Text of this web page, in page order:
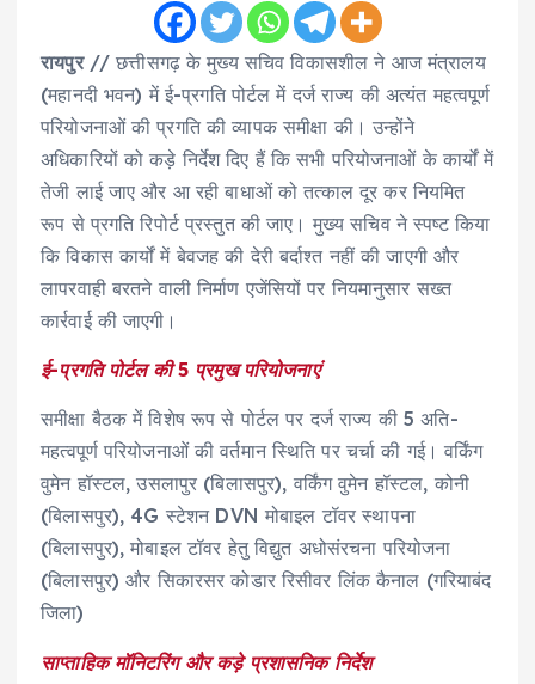
रायपुर// छत्तीसगढ़ के मुख्य सचिव विकासशील ने आज मंत्रालय
(महानदी भवन) में ई-प्रगति पोर्टल में दर्ज राज्य की अत्यंत महत्वपूर्ण
परियोजनाओं की प्रगति की व्यापक समीक्षा की। उन्होंने
अधिकारियों को कड़े निर्देश दिए हैं कि सभी परियोजनाओं के कार्यों में
तेजी लाई जाए और आ रही बाधाओं को तत्काल दूर कर नियमित
रूप से प्रगति रिपोर्ट प्रस्तुत की जाए। मुख्य सचिव ने स्पष्ट किया
कि विकास कार्यों में बेवजह की देरी बर्दाश्त नहीं की जाएगी और
लापरवाही बरतने वाली निर्माण एजेंसियों पर नियमानुसार सख्त
कार्रवाई की जाएगी।
ई-प्रगति पोर्टल की 5 प्रमुख परियोजनाएं
समीक्षा बैठक में विशेष रूप से पोर्टल पर दर्ज राज्य की 5 अति-
महत्वपूर्ण परियोजनाओं की वर्तमान स्थिति पर चर्चा की गई। वर्किंग
वुमेन हॉस्टल, उसलापुर (बिलासपुर), वर्किंग वुमेन हॉस्टल, कोनी
(बिलासपुर), 4G स्टेशन DVN मोबाइल टॉवर स्थापना
(बिलासपुर), मोबाइल टॉवर हेतु विद्युत अधोसंरचना परियोजना
(बिलासपुर) और सिकारसर कोडार रिसीवर लिंक कैनाल (गरियाबंद
जिला)
साप्ताहिक मॉनिटरिंग और कड़े प्रशासनिक निर्देश